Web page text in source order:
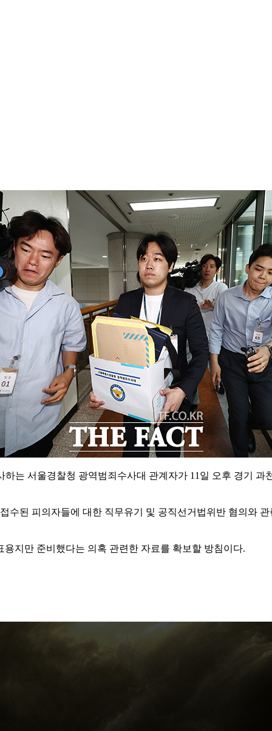
는 서울경찰청 광역범죄수사대 관계자가 11일 오후 경기
된 피의자들에 대한 직무유기 및 공직선거법위반 혐의와 관
지만 준비했다는 의혹 관련한 자료를 확보할 방침이다.